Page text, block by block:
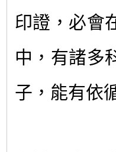
印證，必會
中，有諸多
子，能有依